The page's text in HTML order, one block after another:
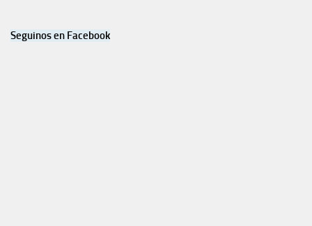
Seguinos en Facebook